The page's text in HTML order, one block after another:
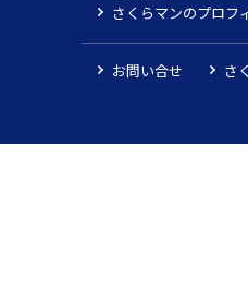
さくらマンのプロフ
お問い合せ さ